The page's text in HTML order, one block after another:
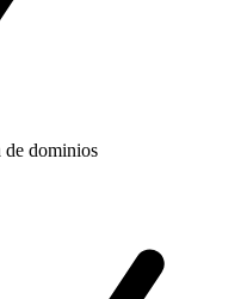
de dominios